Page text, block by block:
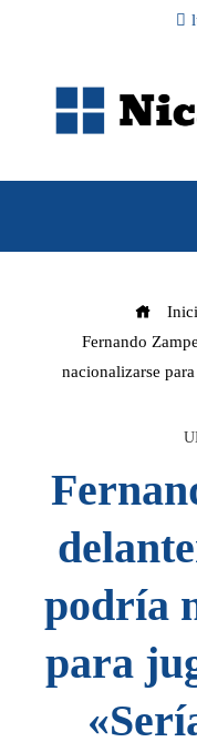
Fernando
nacionalizarse
podría
para